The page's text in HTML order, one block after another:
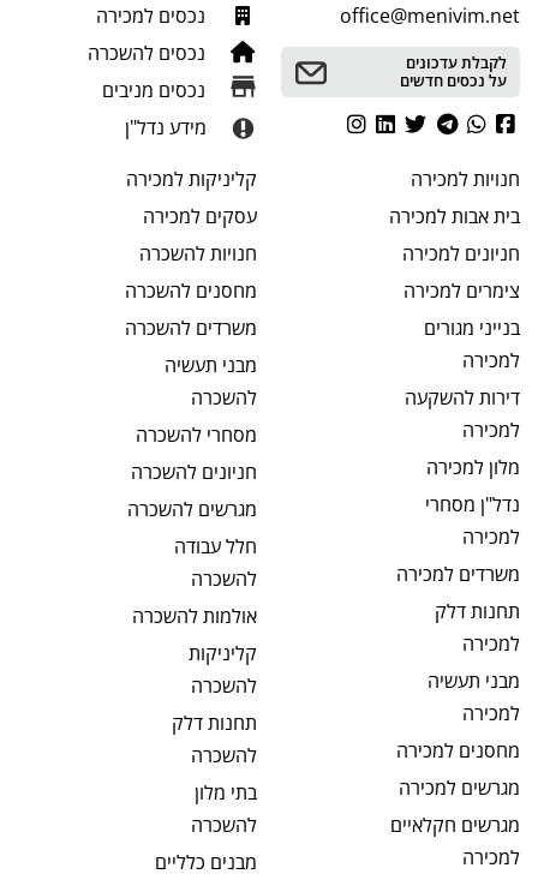
office@menivim.net
לקבלת עדכונים
על נכסים חדשים
נכסים למכירה
נכסים להשכרה
נכסים מניבים
מידע נדל"ן
חנויותלמכירה
בית אבותלמכירה
חניונים למכירה
צימרים למכירה
בנייני מגורים
למכירה
דירות להשקעה
למכירה
מלון למכירה
נדל"ן מסחרי
למכירה
משרדים למכירה
תחנות דלק
למכירה
מבני תעשיה
למכירה
מחסנים למכירה
מגרשים למכירה
מגרשים חקלאיים
למכירה
קליניקותלמכירה
עסקים למכירה
חנויותלהשכרה
מחסנים להשכרה
משרדים להשכרה
מבני תעשיה
להשכרה
מסחרי להשכרה
חניונים להשכרה
מגרשים להשכרה
חלל עבודה
להשכרה
אולמותלהשכרה
קליניקות
להשכרה
תחנות דלק
להשכרה
בתי מלון
להשכרה
מבנים כלליים